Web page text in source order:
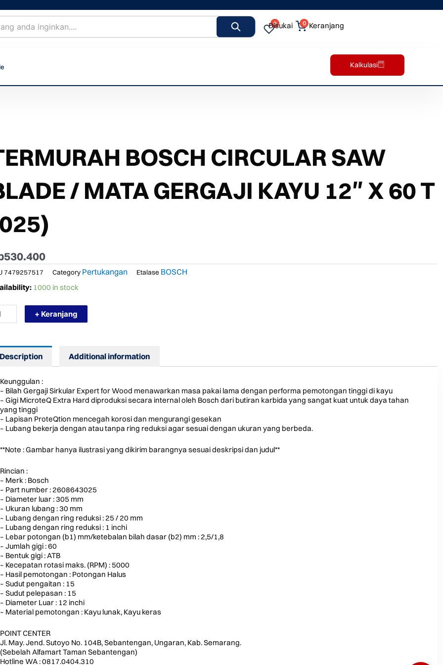
0
Disukai 0 Keranjang
Kalkulasi
BOSCH CIRCULAR SAW
/ MATA GERGAJI KAYU 12″ X 60 T
530.400
7479257517 Category Pertukangan Etalase BOSCH
1000 in stock
+ Keranjang
Description Additional information
Keunggulan :
– Bilah Gergaji Sirkular Expert for Wood menawarkan masa pakai lama dengan performa pemotongan tinggi di kayu
– Gigi MicroteQ Extra Hard diproduksi secara internal oleh Bosch dari butiran karbida yang sangat kuat untuk daya tahan
yang tinggi
– Lapisan ProteQtion mencegah korosi dan mengurangi gesekan
– Lubang bekerja dengan atau tanpa ring reduksi agar sesuai dengan ukuran yang berbeda.
**Note : Gambar hanya ilustrasi yang dikirim barangnya sesuai deskripsi dan judul**
Rincian :
– Merk : Bosch
– Part number : 2608643025
– Diameter luar : 305 mm
– Ukuran lubang : 30 mm
– Lubang dengan ring reduksi : 25 / 20 mm
– Lubang dengan ring reduksi : 1 inchi
– Lebar potongan (b1) mm/ketebalan bilah dasar (b2) mm : 2,5/1,8
– Jumlah gigi : 60
– Bentuk gigi : ATB
– Kecepatan rotasi maks. (RPM) : 5000
– Hasil pemotongan : Potongan Halus
– Sudut pengaitan : 15
– Sudut pelepasan : 15
– Diameter Luar : 12 inchi
– Material pemotongan : Kayu lunak, Kayu keras
POINT CENTER
Jl. May. Jend. Sutoyo No. 104B, Sebantengan, Ungaran, Kab. Semarang.
(Sebelah Alfamart Taman Sebantengan)
Hotline WA : 0817.0404.310